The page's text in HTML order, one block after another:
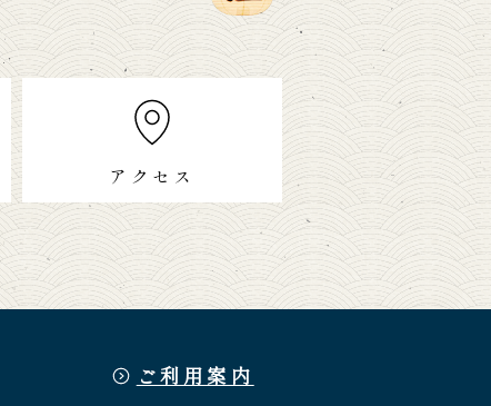
アクセス
ご利用案内